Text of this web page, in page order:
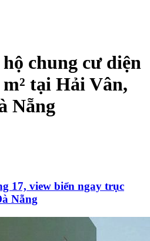
chung cư diện
tại Hải Vân,
Nẵng
17, view biển ngay trục
Nẵng